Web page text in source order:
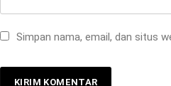
Simpan nama, email, dan situs
IKLAN